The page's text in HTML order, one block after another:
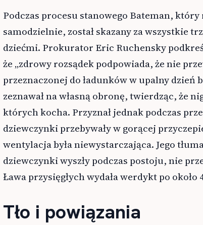
Podczas procesu stanowego Bateman, który
samodzielnie, został skazany za wszystkie
dziećmi. Prokurator Eric Ruchensky
że „zdrowy rozsądek podpowiada, że nie
przeznaczonej do ładunków w upalny dzień
zeznawał na własną obronę, twierdząc, że
których kocha. Przyznał jednak podczas
dziewczynki przebywały w gorącej
wentylacja była niewystarczająca. Jego
dziewczynki wyszły podczas postoju, nie
Ława przysięgłych wydała werdykt po
Tło i powiązania